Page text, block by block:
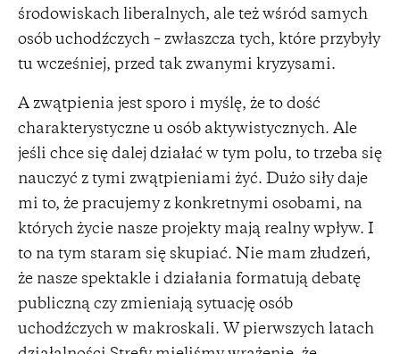
środowiskach liberalnych, ale też wśród samych
osób uchodźczych – zwłaszcza tych, które przybyły
tu wcześniej, przed tak zwanymi kryzysami.
A zwątpienia jest sporo i myślę, że to dość
charakterystyczne u osób aktywistycznych. Ale
jeśli chce się dalej działać w tym polu, to trzeba się
nauczyć z tymi zwątpieniami żyć. Dużo siły daje
mi to, że pracujemy z konkretnymi osobami, na
których życie nasze projekty mają realny wpływ. I
to na tym staram się skupiać. Nie mam złudzeń,
że nasze spektakle i działania formatują debatę
publiczną czy zmieniają sytuację osób
uchodźczych w makroskali. W pierwszych latach